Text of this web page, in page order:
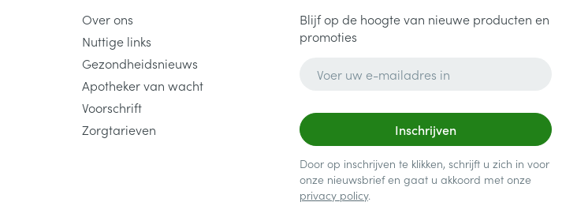
Over ons
Nuttige links
Gezondheidsnieuws
Apotheker van wacht
Voorschrift
Zorgtarieven
Blijf op de hoogte van nieuwe producten en
promoties
Inschrijven
Door op inschrijven te klikken, schrijft u zich in voor
onze nieuwsbrief en gaat u akkoord met onze
privacy policy.